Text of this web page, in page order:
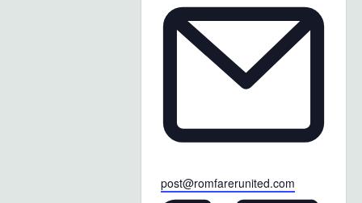
Email
post@romfarerunited.com